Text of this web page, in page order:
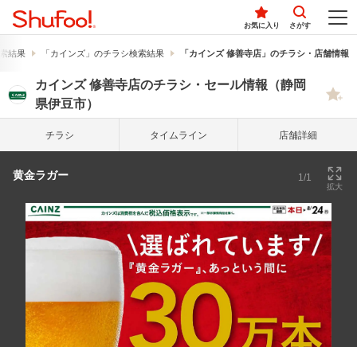
お気に入り さがす
結果 「カインズ」のチラシ検索結果 「カインズ 修善寺店」のチラシ・店舗情報
カインズ 修善寺店のチラシ・セール情報（静岡
県伊豆市）
チラシ タイム ライン 店舗詳細
黄金ラガー 1/1
拡大